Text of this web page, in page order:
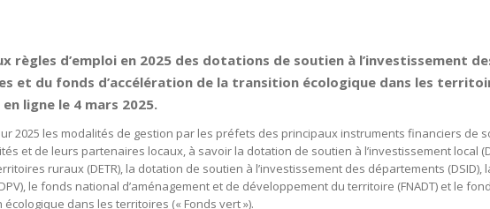
règles d’emploi en 2025 des dotations de soutien à l’investissement
et du fonds d’accélération de la transition écologique dans les
ligne le 4 mars 2025.
2025 les modalités de gestion par les préfets des principaux instruments financiers de
et de leurs partenaires locaux, à savoir la dotation de soutien à l’investissement local
ruraux (DETR), la dotation de soutien à l’investissement des départements (DSID),
le fonds national d’aménagement et de développement du territoire (FNADT) et le
dans les territoires (« Fonds vert »).